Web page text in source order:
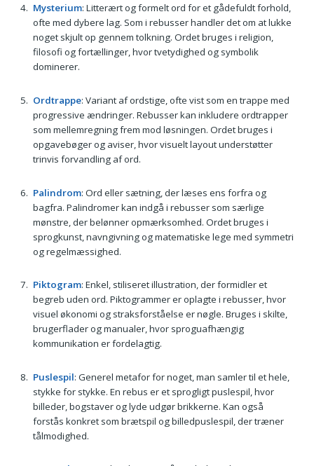
Mysterium: Litterært og formelt ord for et gådefuldt forhold,
ofte med dybere lag. Som i rebusser handler det om at lukke
noget skjult op gennem tolkning. Ordet bruges i religion,
filosofi og fortællinger, hvor tvetydighed og symbolik
dominerer.
Ordtrappe: Variant af ordstige, ofte vist som en trappe med
progressive ændringer. Rebusser kan inkludere ordtrapper
som mellemregning frem mod løsningen. Ordet bruges i
opgavebøger og aviser, hvor visuelt layout understøtter
trinvis forvandling af ord.
Palindrom: Ord eller sætning, der læses ens forfra og
bagfra. Palindromer kan indgå i rebusser som særlige
mønstre, der belønner opmærksomhed. Ordet bruges i
sprogkunst, navngivning og matematiske lege med symmetri
og regelmæssighed.
Piktogram: Enkel, stiliseret illustration, der formidler et
begreb uden ord. Piktogrammer er oplagte i rebusser, hvor
visuel økonomi og straksforståelse er nøgle. Bruges i skilte,
brugerflader og manualer, hvor sproguafhængig
kommunikation er fordelagtig.
Puslespil: Generel metafor for noget, man samler til et hele,
stykke for stykke. En rebus er et sprogligt puslespil, hvor
billeder, bogstaver og lyde udgør brikkerne. Kan også
forstås konkret som brætspil og billedpuslespil, der træner
tålmodighed.